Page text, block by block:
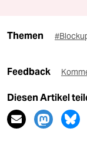
Themen
Feedback
Diesen Artikel